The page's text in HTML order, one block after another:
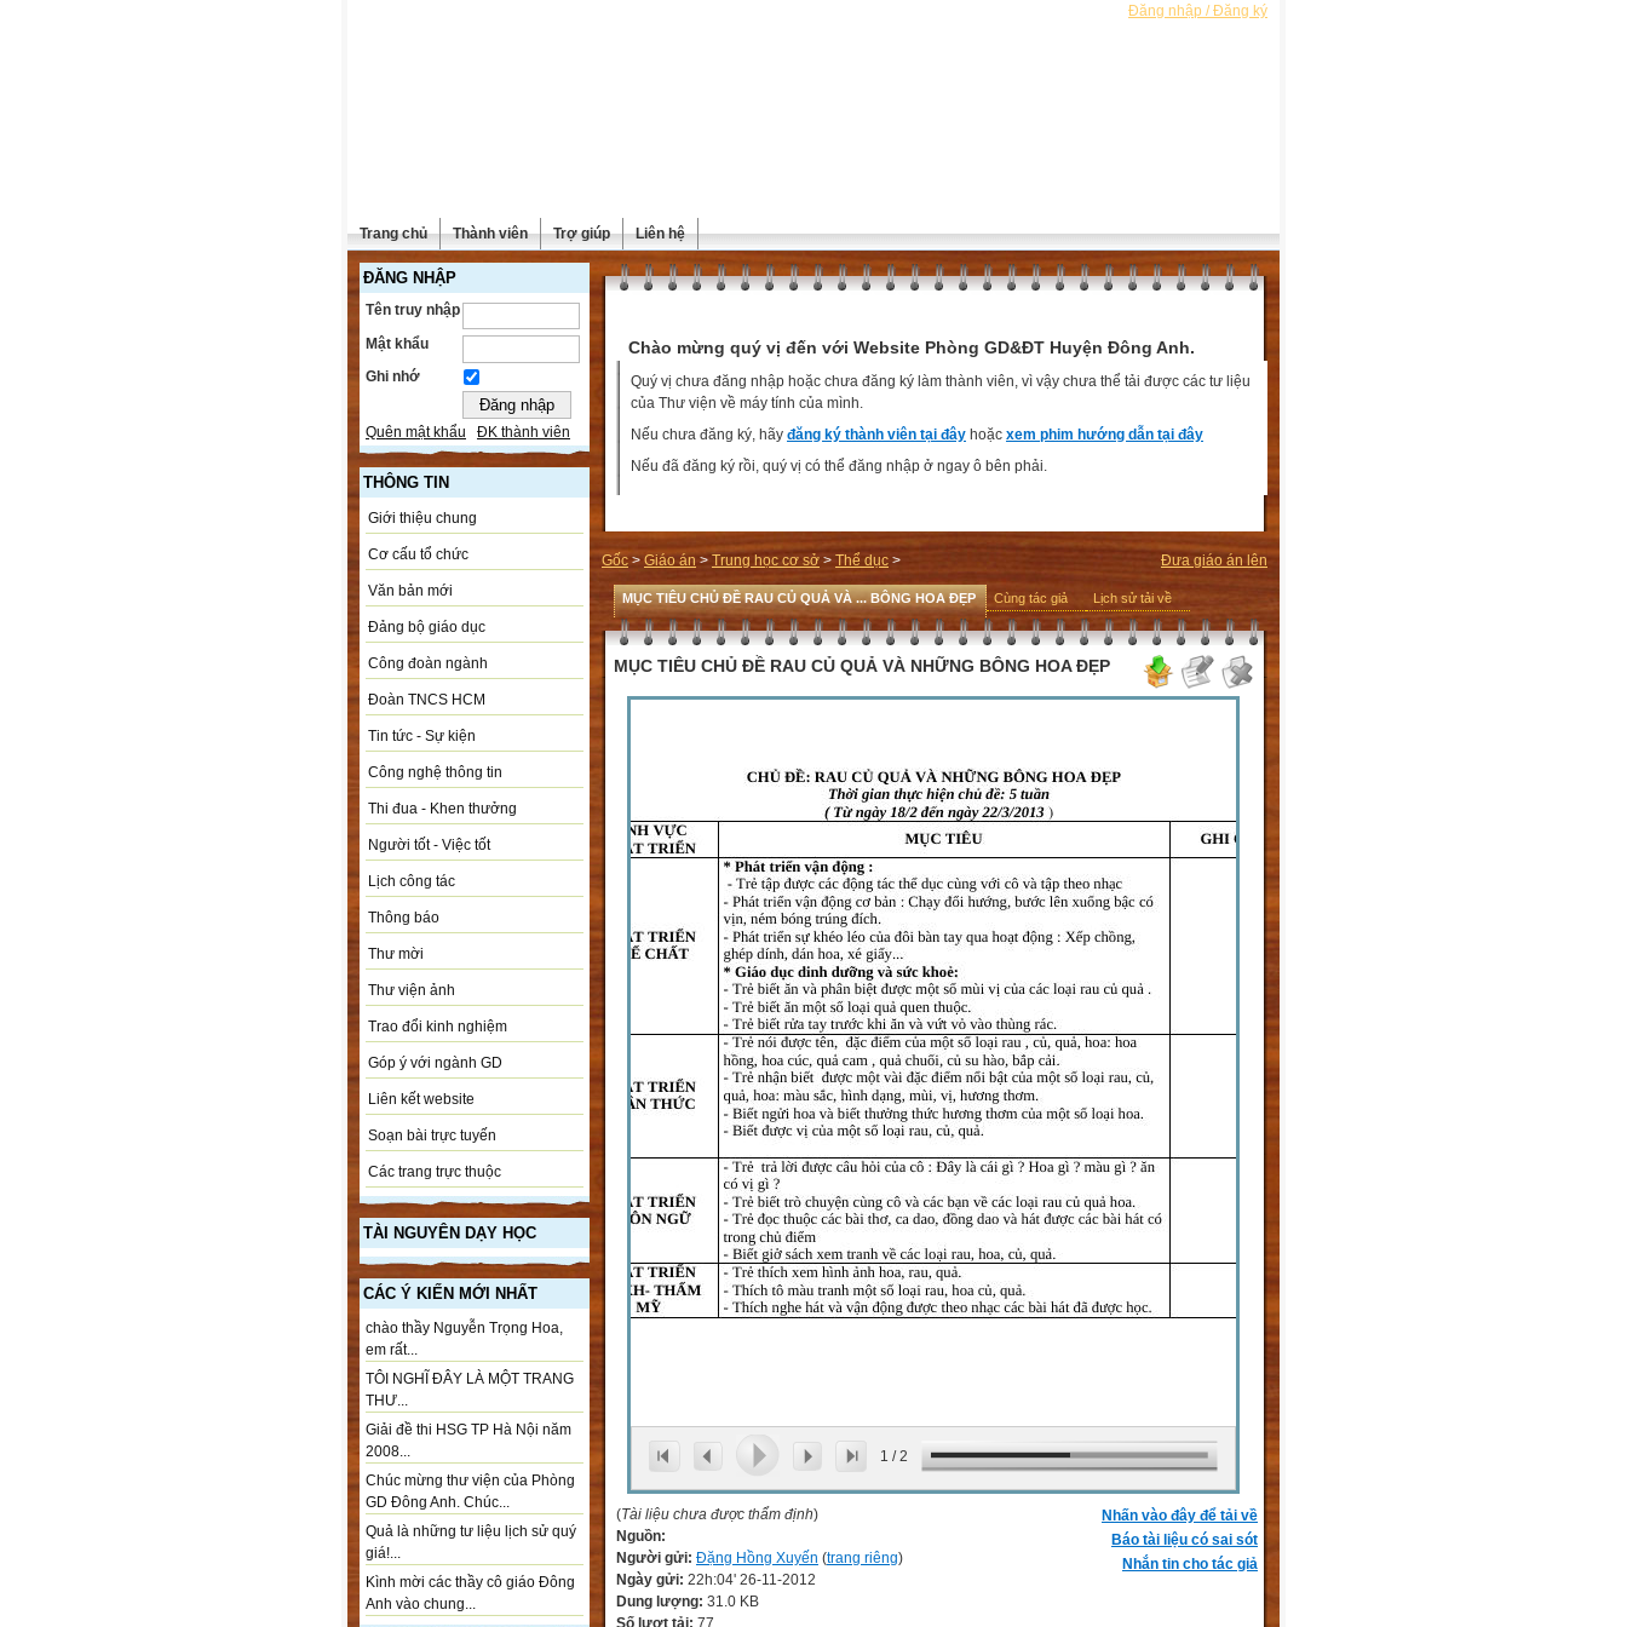
Đăng nhập / Đăng ký
Trang chủ Thành viên Trợ giúp Liên hệ
ĐĂNG NHẬP
Tên truy nhập
Mật khẩu
Ghi nhớ
Quên mật khẩu ĐK thành viên
THÔNG TIN
Giới thiệu chung
Cơ cấu tổ chức
Văn bản mới
Đảng bộ giáo dục
Công đoàn ngành
Đoàn TNCS HCM
Tin tức - Sự kiện
Công nghệ thông tin
Thi đua - Khen thưởng
Người tốt - Việc tốt
Lịch công tác
Thông báo
Thư mời
Thư viện ảnh
Trao đổi kinh nghiệm
Góp ý với ngành GD
Liên kết website
Soạn bài trực tuyến
Các trang trực thuộc
TÀI NGUYÊN DẠY HỌC
CÁC Ý KIẾN MỚI NHẤT
chào thầy Nguyễn Trọng Hoa,
em rất...
TÔI NGHĨ ĐÂY LÀ MỘT TRANG
THƯ...
Giải đề thi HSG TP Hà Nội năm
2008...
Chúc mừng thư viện của Phòng
GD Đông Anh. Chúc...
Quả là những tư liệu lịch sử quý
giá!...
Kình mời các thầy cô giáo Đông
Anh vào chung...
Chào mừng quý vị đến với Website Phòng GD&ĐT Huyện Đông Anh.
Quý vị chưa đăng nhập hoặc chưa đăng ký làm thành viên, vì vậy chưa thể tải được các tư liệu
của Thư viện về máy tính của mình.
Nếu chưa đăng ký, hãy đăng ký thành viên tại đây hoặc xem phim hướng dẫn tại đây
Nếu đã đăng ký rồi, quý vị có thể đăng nhập ở ngay ô bên phải.
Đưa giáo án lên
Gốc > Giáo án > Trung học cơ sở > Thể dục >
MỤC TIÊU CHỦ ĐỀ RAU CỦ QUẢ VÀ ... BÔNG HOA ĐẸP Cùng tác giả Lịch sử tải về
MỤC TIÊU CHỦ ĐỀ RAU CỦ QUẢ VÀ NHỮNG BÔNG HOA ĐẸP
1 /2
Nhấn vào đây để tải về
Báo tài liệu có sai sót
Nhắn tin cho tác giả
(Tài liệu chưa được thẩm định)
Nguồn:
Người gửi: Đặng Hồng Xuyến (trang riêng)
Ngày gửi: 22h:04' 26-11-2012
Dung lượng: 31.0 KB
Số lượt tải: 77